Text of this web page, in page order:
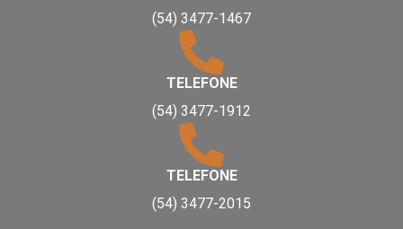
(54) 3477-1467
TELEFONE
(54) 3477-1912
TELEFONE
(54) 3477-2015